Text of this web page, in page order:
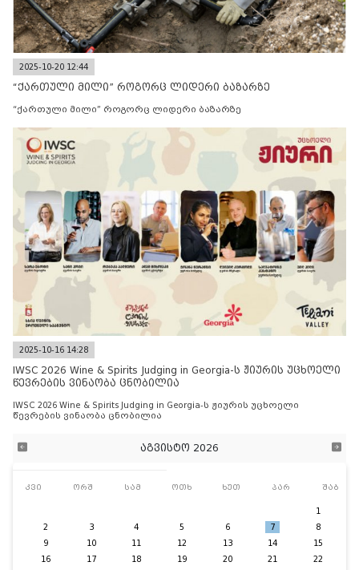
2025-10-20 12:44
“ქართული მილი” როგორც ლიდერი ბაზარზე
“ქართული მილი” როგორც ლიდერი ბაზარზე
2025-10-16 14:28
IWSC 2026 Wine & Spirits Judging in Georgia-ს ჟიურის უცხოელი
წევრების ვინაობა ცნობილია
IWSC 2026 Wine & Spirits Judging in Georgia-ს ჟიურის უცხოელი
წევრების ვინაობა ცნობილია
აგვისტო 2026
კვი ორშ სამ ოთხ ხუთ პარ შაბ
1
2
3 4 5 6 7
8
9
10 11 12 13 14
15
16
17 18 19 20 21
22